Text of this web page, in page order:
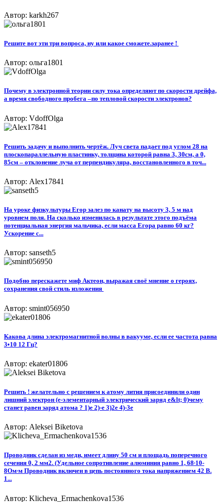
Автор: karkh267
Решите вот эти три вопроса, ну или какое сможете.заранее ! ​
Автор: ольга1801
Почему в электронной теории силу тока определяют по скорости дрейфа,
а время свободного пробега –по тепловой скорости электронов?
Автор: VdoffOlga
Решить задачу и выполнить чертёж. Луч света падает под углом 28 на
плоскопараллельную пластинку, толщина которой равна 3, 30см, а 0,
85см – отклонение луча от перпендикуляра, восстановленного в точ...
Автор: Alex17841
На уроке физкультуры Егор залез по канату на высоту 3, 5 м над
уровнем поля. На сколько изменилась в результате этого подъёма
потенциальная энергия мальчика, если масса Егора равно 60 кг?
Ускорение с...
Автор: sanseth5
Подобно перескажете миф Актеон, выражая своё мнение о героях,
сохранения свой стиль изложения ​
Автор: smint056950
Какова длина электромагнитной волны в вакууме, если ее частота равна
3•10 12 Гц?
Автор: ekater01806
Решить ! желательно с решением к атому лития присоединили один
лишний электрон (е-элементарный электрический заряд е&lt; 0)чему
станет равен заряд атома ? 1)е 2)-е 3)2е 4)-3е
Автор: Aleksei Biketova
Проводник сделан из меди, имеет длину 50 см и площадь поперечного
сечения 0, 2 мм2. (Удельное сопротивление алюминия равно 1, 68∙10-
8Ом∙м Проводник включен в цепь постоянного тока напряжением 42 В.
1...
Автор: Klicheva_Ermachenkova1536